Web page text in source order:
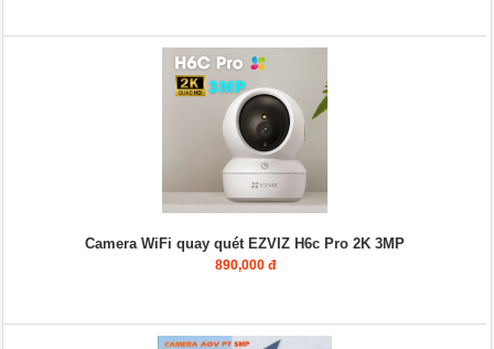
Camera WiFi quay quét EZVIZ H6c Pro 2K 3MP
890,000 đ